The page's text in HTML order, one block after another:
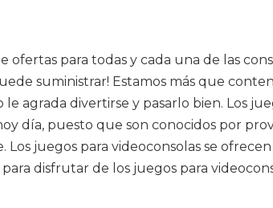
para todas y cada una de las
suministrar! Estamos más que
agrada divertirse y pasarlo bien. Los
día, puesto que son conocidos por
juegos para videoconsolas se
disfrutar de los juegos para